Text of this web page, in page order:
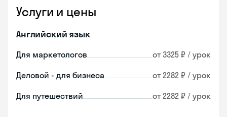
Услуги и цены
Английский язык
Для маркетологов от 3325 ₽ / урок
Деловой - для бизнеса от 2282 ₽ / урок
Для путешествий от 2282 ₽ / урок